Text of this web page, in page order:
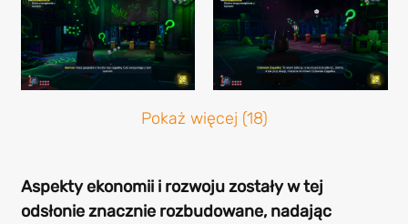
Pokaż więcej (18)
Aspekty ekonomii i rozwoju zostały w tej
odsłonie znacznie rozbudowane, nadając